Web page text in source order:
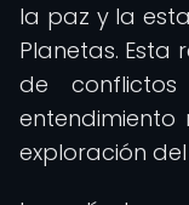
la paz y la
Planetas. Esta
de
exploración del